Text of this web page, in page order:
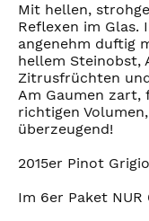
Mit hellen,
Reflexen im
angenehm duftig
hellem Steinobst,
Zitrusfrüchten
Am Gaumen zart,
richtigen
überzeugend!
2015er Pinot
Im 6er Paket